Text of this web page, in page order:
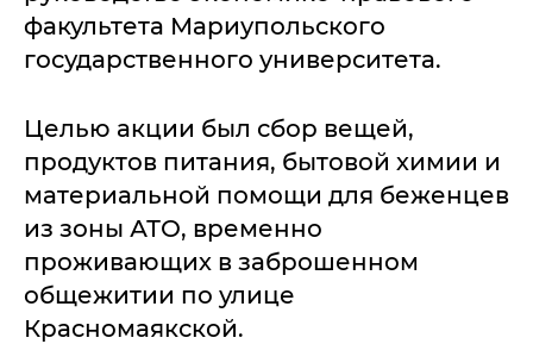
факультета Мариупольского
государственного университета.
Целью акции был сбор вещей,
продуктов питания, бытовой химии и
материальной помощи для беженцев
из зоны АТО, временно
проживающих в заброшенном
общежитии по улице
Красномаякской.